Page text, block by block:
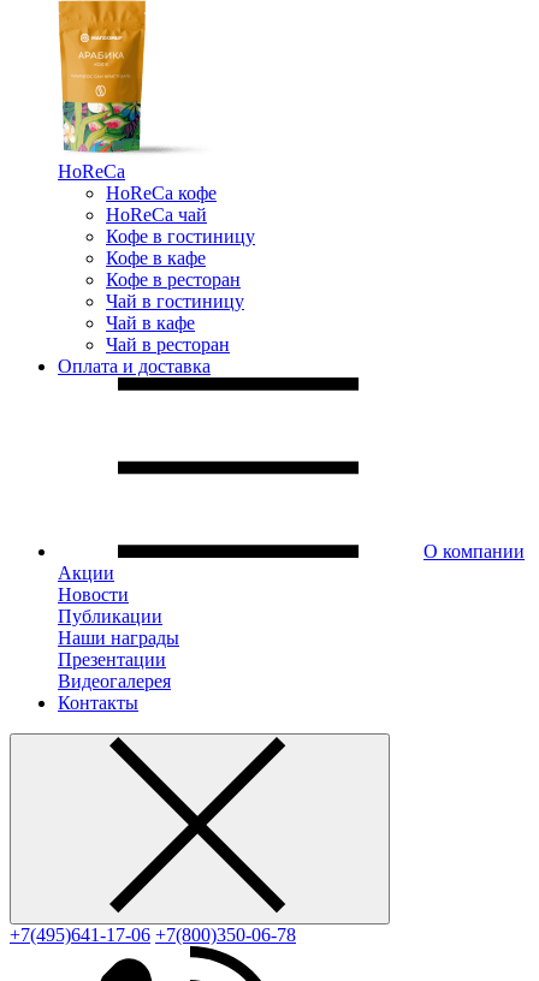
HoReCa
HoReCa кофе
HoReCa чай
Кофе в гостиницу
Кофе в кафе
Кофе в ресторан
Чай в гостиницу
Чай в кафе
Чай в ресторан
Оплата и доставка
О компании
Акции
Новости
Публикации
Наши награды
Презентации
Видеогалерея
Контакты
+7(495)641-17-06 +7(800)350-06-78